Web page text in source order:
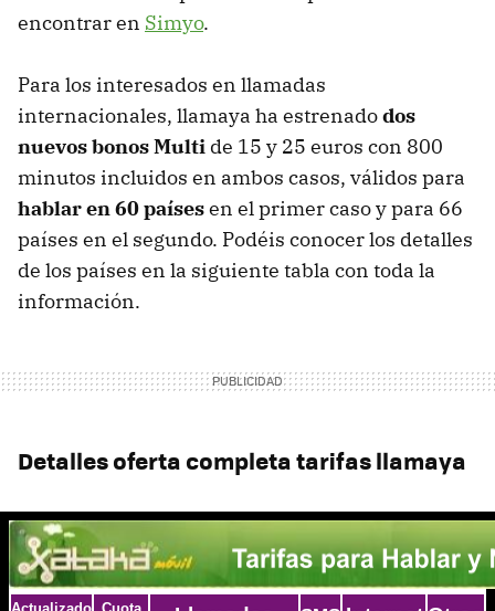
encontrar en Simyo.
Para los interesados en llamadas
internacionales, llamaya ha estrenadodos
nuevos bonos Multi de 15 y 25 euros con 800
minutos incluidos en ambos casos, válidos para
hablar en 60 paísesen el primer caso y para 66
países en el segundo. Podéis conocer los detalles
de los países en la siguiente tabla con toda la
información.
Detalles oferta completa tarifas llamaya